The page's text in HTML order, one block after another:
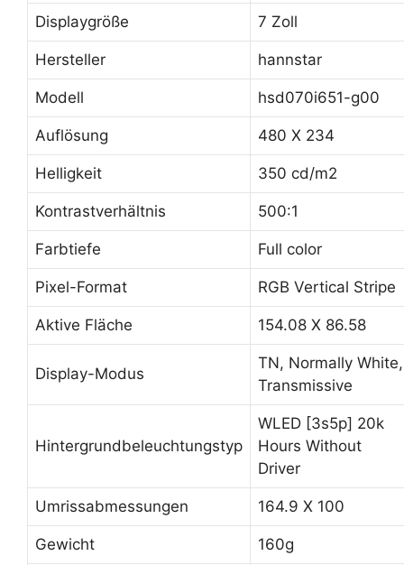
Displaygröße 7 Zoll
Hersteller hannstar
Modell hsd070i651-g00
Auflösung 480 X 234
Helligkeit 350 cd/m2
Kontrastverhältnis 500:1
Farbtiefe Full color
Pixel-Format RGB Vertical Stripe
Aktive Fläche 154.08 X 86.58
Display-Modus
TN, Normally White,
Transmissive
Hintergrundbeleuchtungstyp
WLED [3s5p] 20k
Hours Without
Driver
Umrissabmessungen 164.9 X 100
Gewicht 160g